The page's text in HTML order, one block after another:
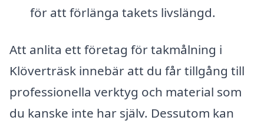
för att förlänga takets livslängd.
Att anlita ett företag för takmålning i
Klöverträsk innebär att du får tillgång till
professionella verktyg och material som
du kanske inte har själv. Dessutom kan